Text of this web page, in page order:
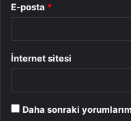
E-posta *
İnternet sitesi
Daha sonraki